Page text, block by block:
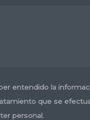
entendido la
que se
personal.